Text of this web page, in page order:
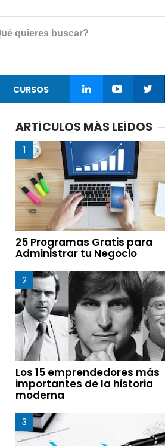
CURSOS
ARTÍCULOS MÁS LEÍDOS
25 Programas Gratis para
Administrar tu Negocio
Los 15 emprendedores más
importantes de la historia
moderna